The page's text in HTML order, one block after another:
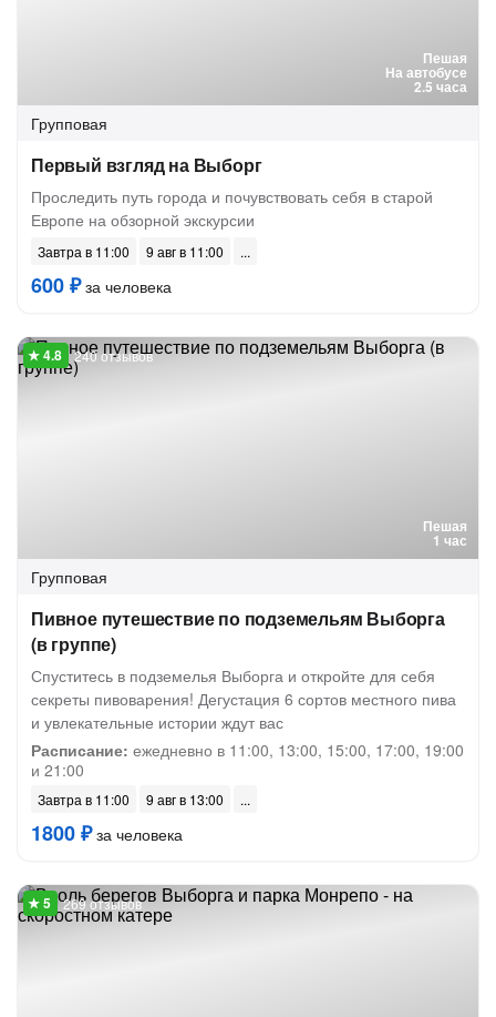
Пешая
На автобусе
2.5 часа
Групповая
Первый взгляд на Выборг
Проследить путь города и почувствовать себя в старой
Европе на обзорной экскурсии
Завтра в 11:00 9 авг в 11:00
600 ₽за человека
Пешая
1 час
240 отзывов
Групповая
Пивное путешествие по подземельям Выборга
(в группе)
Спуститесь в подземелья Выборга и откройте для себя
секреты пивоварения! Дегустация 6 сортов местного пива
и увлекательные истории ждут вас
Расписание: ежедневно в 11:00, 13:00, 15:00, 17:00, 19:00
и 21:00
Завтра в 11:00 9 авг в 13:00
1800 ₽за человека
269 отзывов